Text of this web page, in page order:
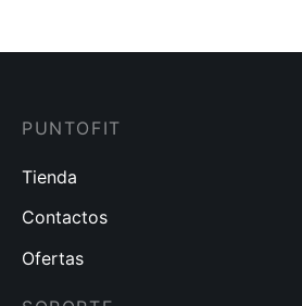
PUNTOFIT
Tienda
Contactos
Ofertas